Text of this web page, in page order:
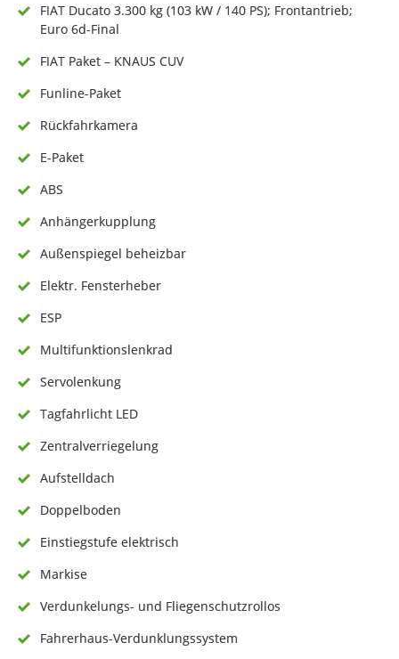
FIAT Ducato 3.300 kg (103 kW / 140 PS); Frontantrieb;
Euro 6d-Final
FIAT Paket – KNAUS CUV
Funline-Paket
Rückfahrkamera
E-Paket
ABS
Anhängerkupplung
Außenspiegel beheizbar
Elektr. Fensterheber
ESP
Multifunktionslenkrad
Servolenkung
Tagfahrlicht LED
Zentralverriegelung
Aufstelldach
Doppelboden
Einstiegstufe elektrisch
Markise
Verdunkelungs- und Fliegenschutzrollos
Fahrerhaus-Verdunklungssystem